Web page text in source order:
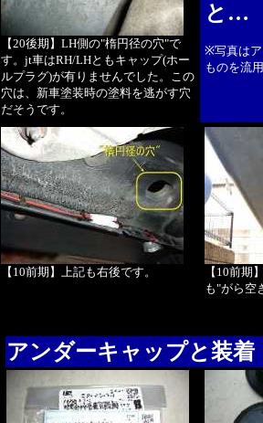
【20後期】LH側の"楕円径の穴"で
す。jt車はRH/LHともキャップ(ホー
ルプラグ)が有りませんでした。この
穴は、新車塗装時の塗料を逃がす穴
だそうです。
と…
※写真はア
ものを流
【10前期】上記も右後です。
【10前期
も"がら空
アンダーキャップと装着